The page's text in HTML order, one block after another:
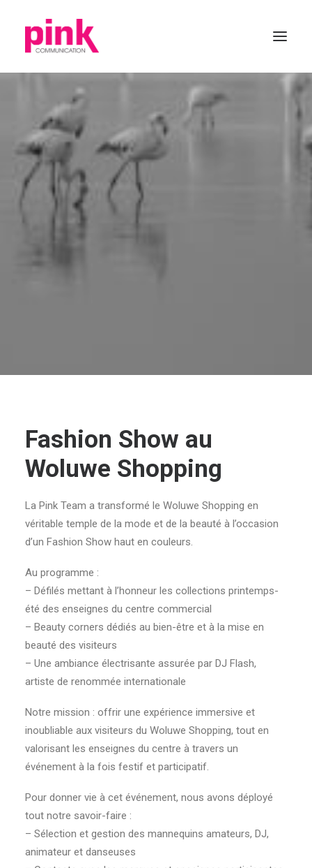
Fashion Show au
Woluwe Shopping
La Pink Team a transformé le Woluwe Shopping en
véritable temple de la mode et de la beauté à l’occasion
d’un Fashion Show haut en couleurs.
Au programme :
– Défilés mettant à l’honneur les collections printemps-
été des enseignes du centre commercial
– Beauty corners dédiés au bien-être et à la mise en
beauté des visiteurs
– Une ambiance électrisante assurée par DJ Flash,
artiste de renommée internationale
Notre mission : offrir une expérience immersive et
inoubliable aux visiteurs du Woluwe Shopping, tout en
valorisant les enseignes du centre à travers un
événement à la fois festif et participatif.
Pour donner vie à cet événement, nous avons déployé
tout notre savoir-faire :
– Sélection et gestion des mannequins amateurs, DJ,
animateur et danseuses